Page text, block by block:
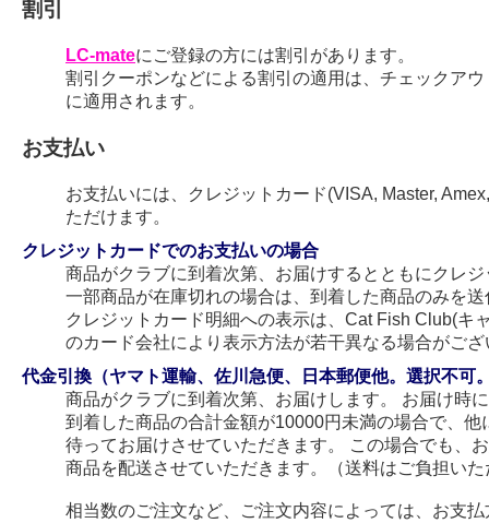
割引
LC-mateにご登録の方には割引があります。
割引クーポンなどによる割引の適用は、チェックア
に適用されます。
お支払い
お支払いには、クレジットカード(VISA, Master,
ただけます。
クレジットカードでのお支払いの場合
商品がクラブに到着次第、お届けするとともにクレ
一部商品が在庫切れの場合は、到着した商品のみを
クレジットカード明細への表示は、Cat Fish Club(キ
のカード会社により表示方法が若干異なる場合がござ
代金引換（ヤマト運輸、佐川急便、日本郵便他。選択不可
商品がクラブに到着次第、お届けします。 お届け時
到着した商品の合計金額が10000円未満の場合で、
待ってお届けさせていただきます。 この場合でも、
商品を配送させていただきます。（送料はご負担い
相当数のご注文など、ご注文内容によっては、お支